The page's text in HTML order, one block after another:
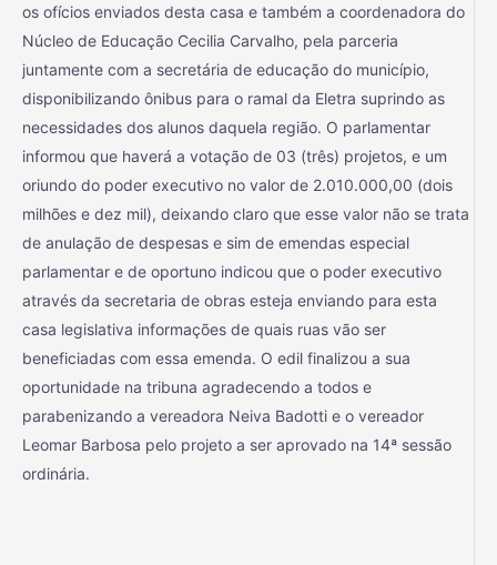
os ofícios enviados desta casa e também a coordenadora do
Núcleo de Educação Cecilia Carvalho, pela parceria
juntamente com a secretária de educação do município,
disponibilizando ônibus para o ramal da Eletra suprindo as
necessidades dos alunos daquela região. O parlamentar
informou que haverá a votação de 03 (três) projetos, e um
oriundo do poder executivo no valor de 2.010.000,00 (dois
milhões e dez mil), deixando claro que esse valor não se trata
de anulação de despesas e sim de emendas especial
parlamentar e de oportuno indicou que o poder executivo
através da secretaria de obras esteja enviando para esta
casa legislativa informações de quais ruas vão ser
beneficiadas com essa emenda. O edil finalizou a sua
oportunidade na tribuna agradecendo a todos e
parabenizando a vereadora Neiva Badotti e o vereador
Leomar Barbosa pelo projeto a ser aprovado na 14ª sessão
ordinária.